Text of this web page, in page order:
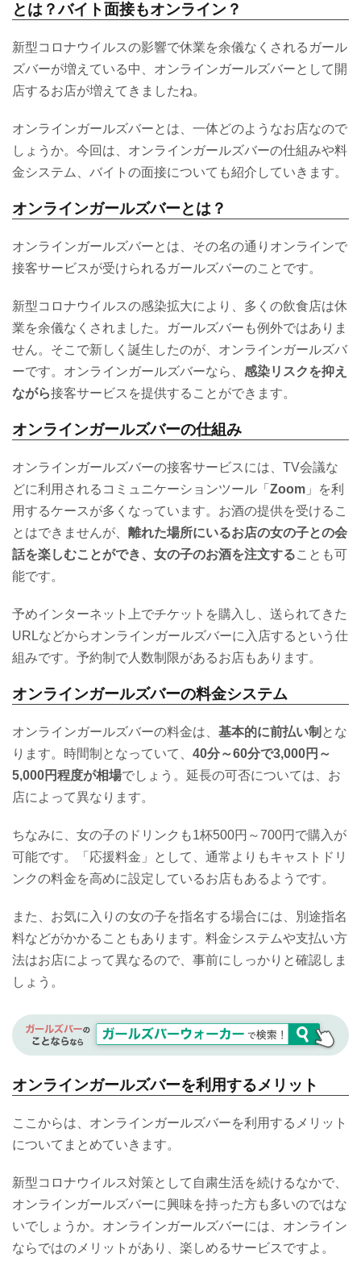
とは？バイト面接もオンライン？
新型コロナウイルスの影響で休業を余儀なくされるガール
ズバーが増えている中、オンラインガールズバーとして開
店するお店が増えてきましたね。
オンラインガールズバーとは、一体どのようなお店なので
しょうか。今回は、オンラインガールズバーの仕組みや料
金システム、バイトの面接についても紹介していきます。
オンラインガールズバーとは？
オンラインガールズバーとは、その名の通りオンラインで
接客サービスが受けられるガールズバーのことです。
新型コロナウイルスの感染拡大により、多くの飲食店は休
業を余儀なくされました。ガールズバーも例外ではありま
せん。そこで新しく誕生したのが、オンラインガールズバ
ーです。オンラインガールズバーなら、 感染リスクを抑え
ながら接客サービスを提供することができます。
オンラインガールズバーの仕組み
オンラインガールズバーの接客サービスには、TV会議な
どに利用されるコミュニケーションツール「 Zoom 」を利
用するケースが多くなっています。お酒の提供を受けるこ
とはできませんが、 離れた場所にいるお店の女の子との会
話を楽しむことができ、女の子のお酒を注文することも可
能です。
予めインターネット上でチケットを購入し、送られてきた
URLなどからオンラインガールズバーに入店するという仕
組みです。予約制で人数制限があるお店もあります。
オンラインガールズバーの料金システム
オンラインガールズバーの料金は、 基本的に前払い制 とな
ります。時間制となっていて、 40分～60分で3,000円～
5,000円程度が相場でしょう。延長の可否については、お
店によって異なります。
ちなみに、女の子のドリンクも1杯500円～700円で購入が
可能です。「応援料金」として、通常よりもキャストドリ
ンクの料金を高めに設定しているお店もあるようです。
また、お気に入りの女の子を指名する場合には、別途指名
料などがかかることもあります。料金システムや支払い方
法はお店によって異なるので、事前にしっかりと確認しま
しょう。
オンラインガールズバーを利用するメリット
ここからは、オンラインガールズバーを利用するメリット
についてまとめていきます。
新型コロナウイルス対策として自粛生活を続けるなかで、
オンラインガールズバーに興味を持った方も多いのではな
いでしょうか。オンラインガールズバーには、オンライン
ならではのメリットがあり、楽しめるサービスですよ。